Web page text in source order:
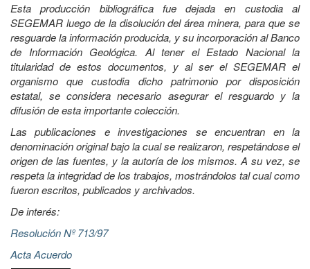
Esta producción bibliográfica fue dejada en custodia al
SEGEMAR luego de la disolución del área minera, para que se
resguarde la información producida, y su incorporación al Banco
de Información Geológica. Al tener el Estado Nacional la
titularidad de estos documentos, y al ser el SEGEMAR el
organismo que custodia dicho patrimonio por disposición
estatal, se considera necesario asegurar el resguardo y la
difusión de esta importante colección.
Las publicaciones e investigaciones se encuentran en la
denominación original bajo la cual se realizaron, respetándose el
origen de las fuentes, y la autoría de los mismos. A su vez, se
respeta la integridad de los trabajos, mostrándolos tal cual como
fueron escritos, publicados y archivados.
De interés:
Resolución Nº 713/97
Acta Acuerdo